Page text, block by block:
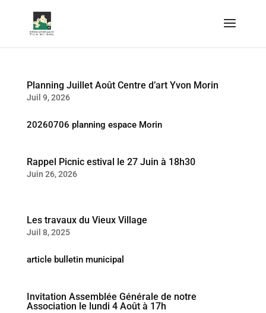
Planning Juillet Août Centre d’art Yvon Morin
Juil 9, 2026
20260706 planning espace Morin
Rappel Picnic estival le 27 Juin à 18h30
Juin 26, 2026
Les travaux du Vieux Village
Juil 8, 2025
article bulletin municipal
Invitation Assemblée Générale de notre
Association le lundi 4 Août à 17h